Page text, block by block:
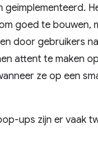
goed te bouwen,
door gebruikers
attent te maken
ze op een
ups zijn er vaak